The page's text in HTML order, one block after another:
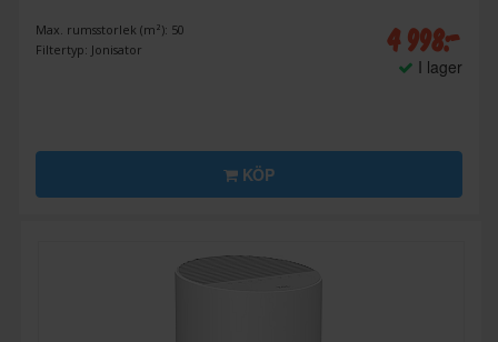
Max. rumsstorlek (m²): 50
Filtertyp: Jonisator
4 998:-
I lager
KÖP